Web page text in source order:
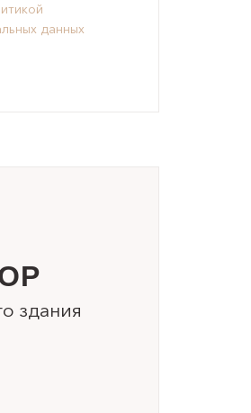
данных
здания